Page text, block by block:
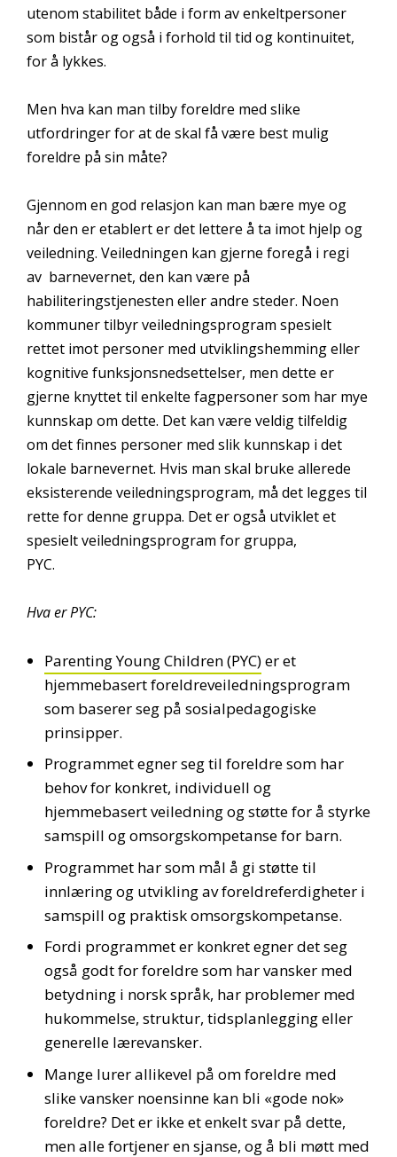
utenom stabilitet både i form av enkeltpersoner
som bistår og også i forhold til tid og kontinuitet,
for å lykkes.
Men hva kan man tilby foreldre med slike
utfordringer for at de skal få være best mulig
foreldre på sin måte?
Gjennom en god relasjon kan man bære mye og
når den er etablert er det lettere å ta imot hjelp og
veiledning. Veiledningen kan gjerne foregå i regi
av barnevernet, den kan være på
habiliteringstjenesten eller andre steder. Noen
kommuner tilbyr veiledningsprogram spesielt
rettet imot personer med utviklingshemming eller
kognitive funksjonsnedsettelser, men dette er
gjerne knyttet til enkelte fagpersoner som har mye
kunnskap om dette. Det kan være veldig tilfeldig
om det finnes personer med slik kunnskap i det
lokale barnevernet. Hvis man skal bruke allerede
eksisterende veiledningsprogram, må det legges til
rette for denne gruppa. Det er også utviklet et
spesielt veiledningsprogram for gruppa,
PYC.
Hva er PYC:
Parenting Young Children (PYC)er et
hjemmebasert foreldreveiledningsprogram
som baserer seg på sosialpedagogiske
prinsipper.
Programmet egner seg til foreldre som har
behov for konkret, individuell og
hjemmebasert veiledning og støtte for å styrke
samspill og omsorgskompetanse for barn.
Programmet har som mål å gi støtte til
innlæring og utvikling av foreldreferdigheter i
samspill og praktisk omsorgskompetanse.
Fordi programmet er konkret egner det seg
også godt for foreldre som har vansker med
betydning i norsk språk, har problemer med
hukommelse, struktur, tidsplanlegging eller
generelle lærevansker.
Mange lurer allikevel på om foreldre med
slike vansker noensinne kan bli «gode nok»
foreldre? Det er ikke et enkelt svar på dette,
men alle fortjener en sjanse, og å bli møtt med